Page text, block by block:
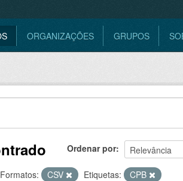
ORGANIZAÇÕES GRUPOS
Ordenar por
Formatos: CSV Etiquetas:
CPB